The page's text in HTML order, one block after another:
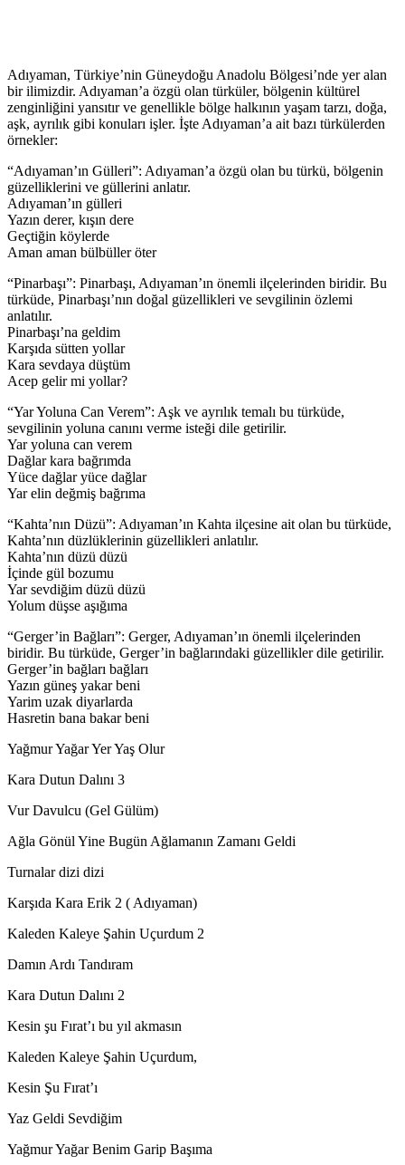
Adıyaman, Türkiye’nin Güneydoğu Anadolu Bölgesi’nde yer alan
bir ilimizdir. Adıyaman’a özgü olan türküler, bölgenin kültürel
zenginliğini yansıtır ve genellikle bölge halkının yaşam tarzı, doğa,
aşk, ayrılık gibi konuları işler. İşte Adıyaman’a ait bazı türkülerden
örnekler:
“Adıyaman’ın Gülleri”: Adıyaman’a özgü olan bu türkü, bölgenin
güzelliklerini ve güllerini anlatır.
Adıyaman’ın gülleri
Yazın derer, kışın dere
Geçtiğin köylerde
Aman aman bülbüller öter
“Pinarbaşı”: Pinarbaşı, Adıyaman’ın önemli ilçelerinden biridir. Bu
türküde, Pinarbaşı’nın doğal güzellikleri ve sevgilinin özlemi
anlatılır.
Pinarbaşı’na geldim
Karşıda sütten yollar
Kara sevdaya düştüm
Acep gelir mi yollar?
“Yar Yoluna Can Verem”: Aşk ve ayrılık temalı bu türküde,
sevgilinin yoluna canını verme isteği dile getirilir.
Yar yoluna can verem
Dağlar kara bağrımda
Yüce dağlar yüce dağlar
Yar elin değmiş bağrıma
“Kahta’nın Düzü”: Adıyaman’ın Kahta ilçesine ait olan bu türküde,
Kahta’nın düzlüklerinin güzellikleri anlatılır.
Kahta’nın düzü düzü
İçinde gül bozumu
Yar sevdiğim düzü düzü
Yolum düşse aşığıma
“Gerger’in Bağları”: Gerger, Adıyaman’ın önemli ilçelerinden
biridir. Bu türküde, Gerger’in bağlarındaki güzellikler dile getirilir.
Gerger’in bağları bağları
Yazın güneş yakar beni
Yarim uzak diyarlarda
Hasretin bana bakar beni
Yağmur Yağar Yer Yaş Olur
Kara Dutun Dalını 3
Vur Davulcu (Gel Gülüm)
Ağla Gönül Yine Bugün Ağlamanın Zamanı Geldi
Turnalar dizi dizi
Karşıda Kara Erik 2 ( Adıyaman)
Kaleden Kaleye Şahin Uçurdum 2
Damın Ardı Tandıram
Kara Dutun Dalını 2
Kesin şu Fırat’ı bu yıl akmasın
Kaleden Kaleye Şahin Uçurdum,
Kesin Şu Fırat’ı
Yaz Geldi Sevdiğim
Yağmur Yağar Benim Garip Başıma